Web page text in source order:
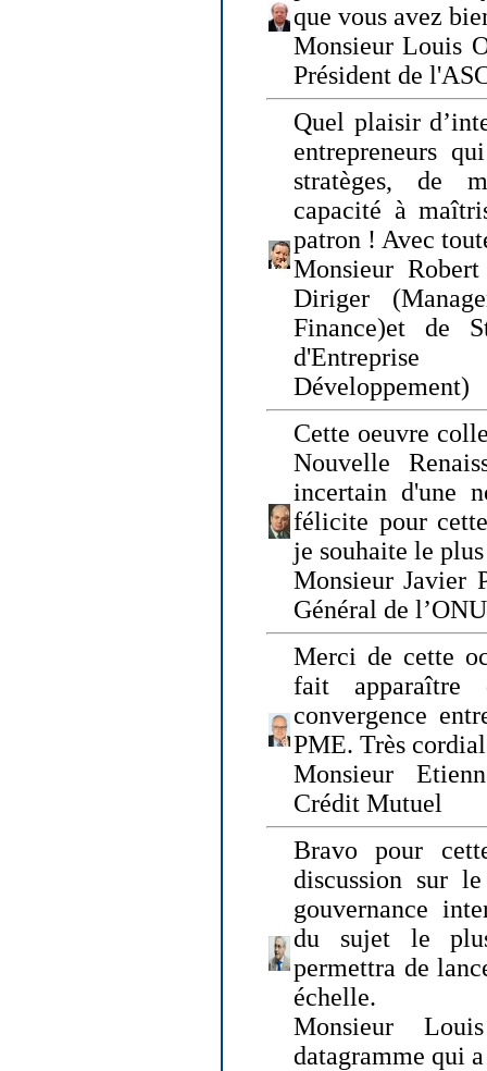
que vous avez
Monsieur Louis
Président de
Quel plaisir
entrepreneurs
stratèges, de
capacité à
patron ! Avec
Monsieur
Diriger
Finance)et de
Développement)
Cette oeuvre
Nouvelle
incertain d'une
félicite pour
je souhaite le
Monsieur Javier
Général de
Merci de cette
fait apparaître
convergence
PME. Très
Monsieur
Crédit Mutuel
Bravo pour
discussion sur
gouvernance
du sujet le
permettra de
échelle.
Monsieur
datagramme qui